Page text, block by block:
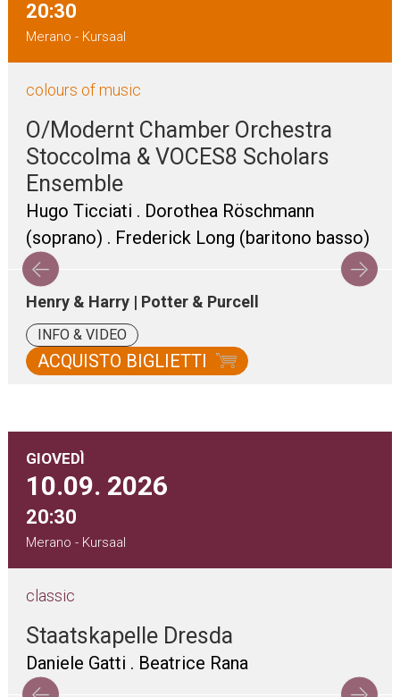
20:30
Merano - Kursaal
colours of music
O/Modernt Chamber Orchestra
Stoccolma & VOCES8 Scholars
Ensemble
Hugo Ticciati . Dorothea Röschmann
(soprano) . Frederick Long (baritono basso)
Henry & Harry | Potter & Purcell
INFO & VIDEO
ACQUISTO BIGLIETTI
GIOVEDÌ
10.09. 2026
20:30
Merano - Kursaal
classic
Staatskapelle Dresda
Daniele Gatti . Beatrice Rana